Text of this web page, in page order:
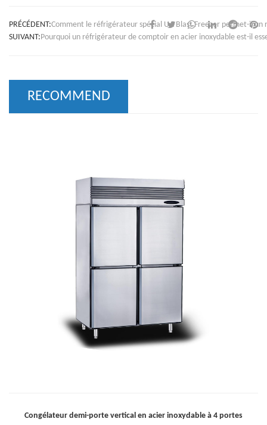
PRÉCÉDENT:Comment le réfrigérateur spécial UA Blast Freezer permet-il
SUIVANT:Pourquoi un réfrigérateur de comptoir en acier inoxydable est-il
RECOMMEND
Congélateur demi-porte vertical en acier inoxydable à 4 portes